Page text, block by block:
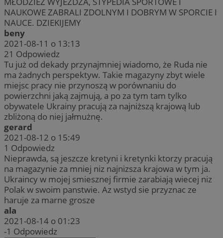
NAUKOWE ZABRALI ZDOLNYM I DOBRYM W SPORCIE I
NAUCE. DZIEKIJEMY
beny
2021-08-11 o 13:13
21 Odpowiedz
Tu już od dekady przynajmniej wiadomo, że Ruda nie
ma żadnych perspektyw. Takie magazyny zbyt wiele
miejsc pracy nie przynoszą w porównaniu do
powierzchni jaką zajmują, a po za tym tam tylko
obywatele Ukrainy pracują za najniższą krajową lub
zbliżoną do niej jałmużnę.
gerard
2021-08-12 o 15:49
1 Odpowiedz
Nieprawda, są jeszcze kretyni i kretynki ktorzy pracują
na magazynie za mniej niz najnizsza krajowa w tym ja.
Ukraincy w mojej smiesznej firmie zarabiają wiecej niz
Polak w swoim panstwie. Az wstyd sie przyznac ze
haruje za marne grosze
ala
2021-08-14 o 01:23
-1 Odpowiedz